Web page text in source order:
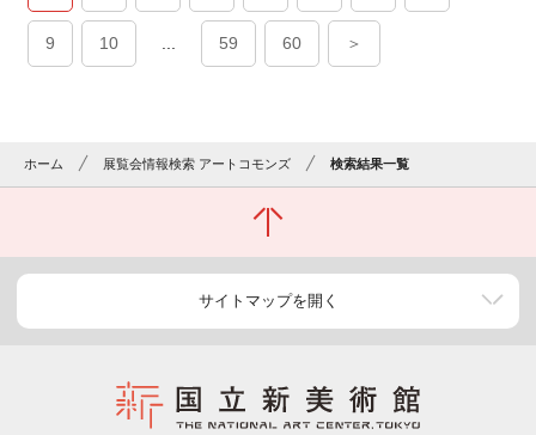
9 10 59 60 ＞
ホーム 展覧会情報検索 アートコモンズ 検索結果一覧
サイトマップを開く